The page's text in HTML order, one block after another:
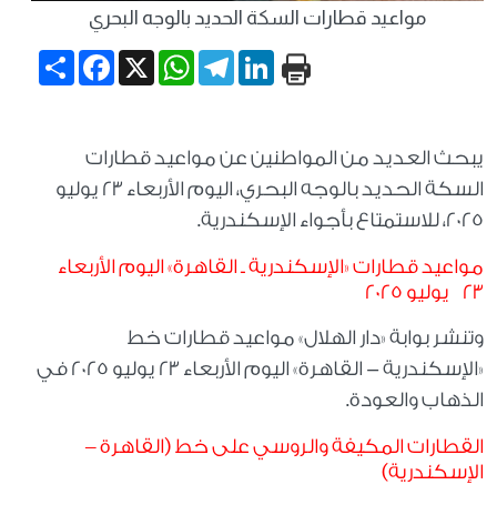
مواعيد قطارات السكة الحديد بالوجه البحري
Share
Facebook X
WhatsApp
TelegramLinkedIn
يبحث العديد من المواطنين عن مواعيد قطارات
السكة الحديد بالوجه البحري، اليوم الأربعاء 23 يوليو
2025، للاستمتاع بأجواء الإسكندرية.
مواعيد قطارات «الإسكندرية ـ القاهرة» اليوم الأربعاء
23 يوليو 2025
وتنشر بوابة «دار الهلال» مواعيد قطارات خط
«الإسكندرية - القاهرة» اليوم الأربعاء 23 يوليو 2025 في
الذهاب والعودة.
القطارات المكيفة والروسي على خط (القاهرة –
الإسكندرية)